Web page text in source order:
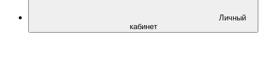
Личный
кабинет